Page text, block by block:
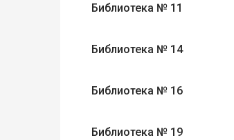
Библиотека № 11
Библиотека № 14
Библиотека № 16
Библиотека № 19